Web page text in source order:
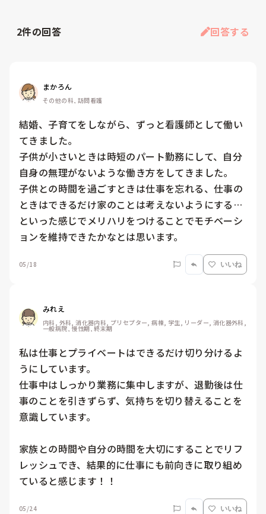
2件の回答 回答する
まかろん
その他の科, 訪問看護
結婚、子育てをしながら、ずっと看護師として働い
てきました。
子供が小さいときは時短のパート勤務にして、自分
自身の無理がないような働き方をしてきました。
子供との時間を過ごすときは仕事を忘れる、仕事の
ときはできるだけ家のことは考えないようにする…
といった感じでメリハリをつけることでモチベーシ
ョンを維持できたかなとは思います。
05/18 いいね
みれえ
内科, 外科, 消化器内科, プリセプター, 病棟, 学生, リーダー, 消化器外科,
一般病院, 慢性期, 終末期
私は仕事とプライベートはできるだけ切り分けるよ
うにしています。
仕事中はしっかり業務に集中しますが、退勤後は仕
事のことを引きずらず、気持ちを切り替えることを
意識しています。
家族との時間や自分の時間を大切にすることでリフ
レッシュでき、結果的に仕事にも前向きに取り組め
ていると感じます！！
05/24 いいね